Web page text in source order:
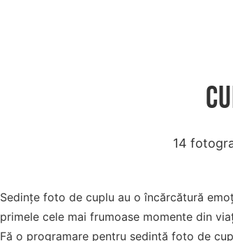
14
Sedințe foto de cuplu au o încărcătură
primele cele mai frumoase momente din
Fă o programare pentru sedință foto de